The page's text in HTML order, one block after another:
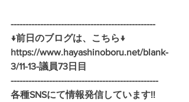
-------------------------------------------------
↓前日のブログは、こちら↓
https://www.hayashinoboru.net/blank-
3/11-13-議員73日目
--------------------------------------------------
各種SNSにて情報発信しています!!